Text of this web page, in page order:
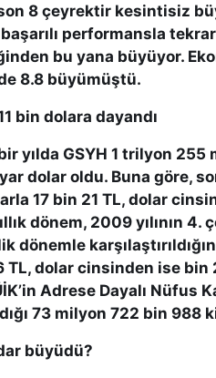
8 çeyrektir kesintisiz
performansla
bu yana büyüyor.
8.8 büyümüştü.
bin dolara dayandı
yılda GSYH 1 trilyon
dolar oldu. Buna göre,
17 bin 21 TL, dolar
dönem, 2009 yılının 4.
dönemle
dolar cinsinden ise bin
Adrese Dayalı Nüfus
73 milyon 722 bin 988
büyüdü?